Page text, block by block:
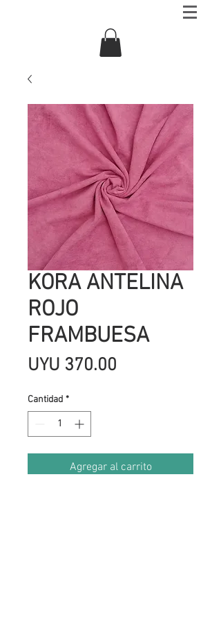
KORA ANTELINA
ROJO
FRAMBUESA
UYU 370.00
Cantidad *
Agregar al carrito